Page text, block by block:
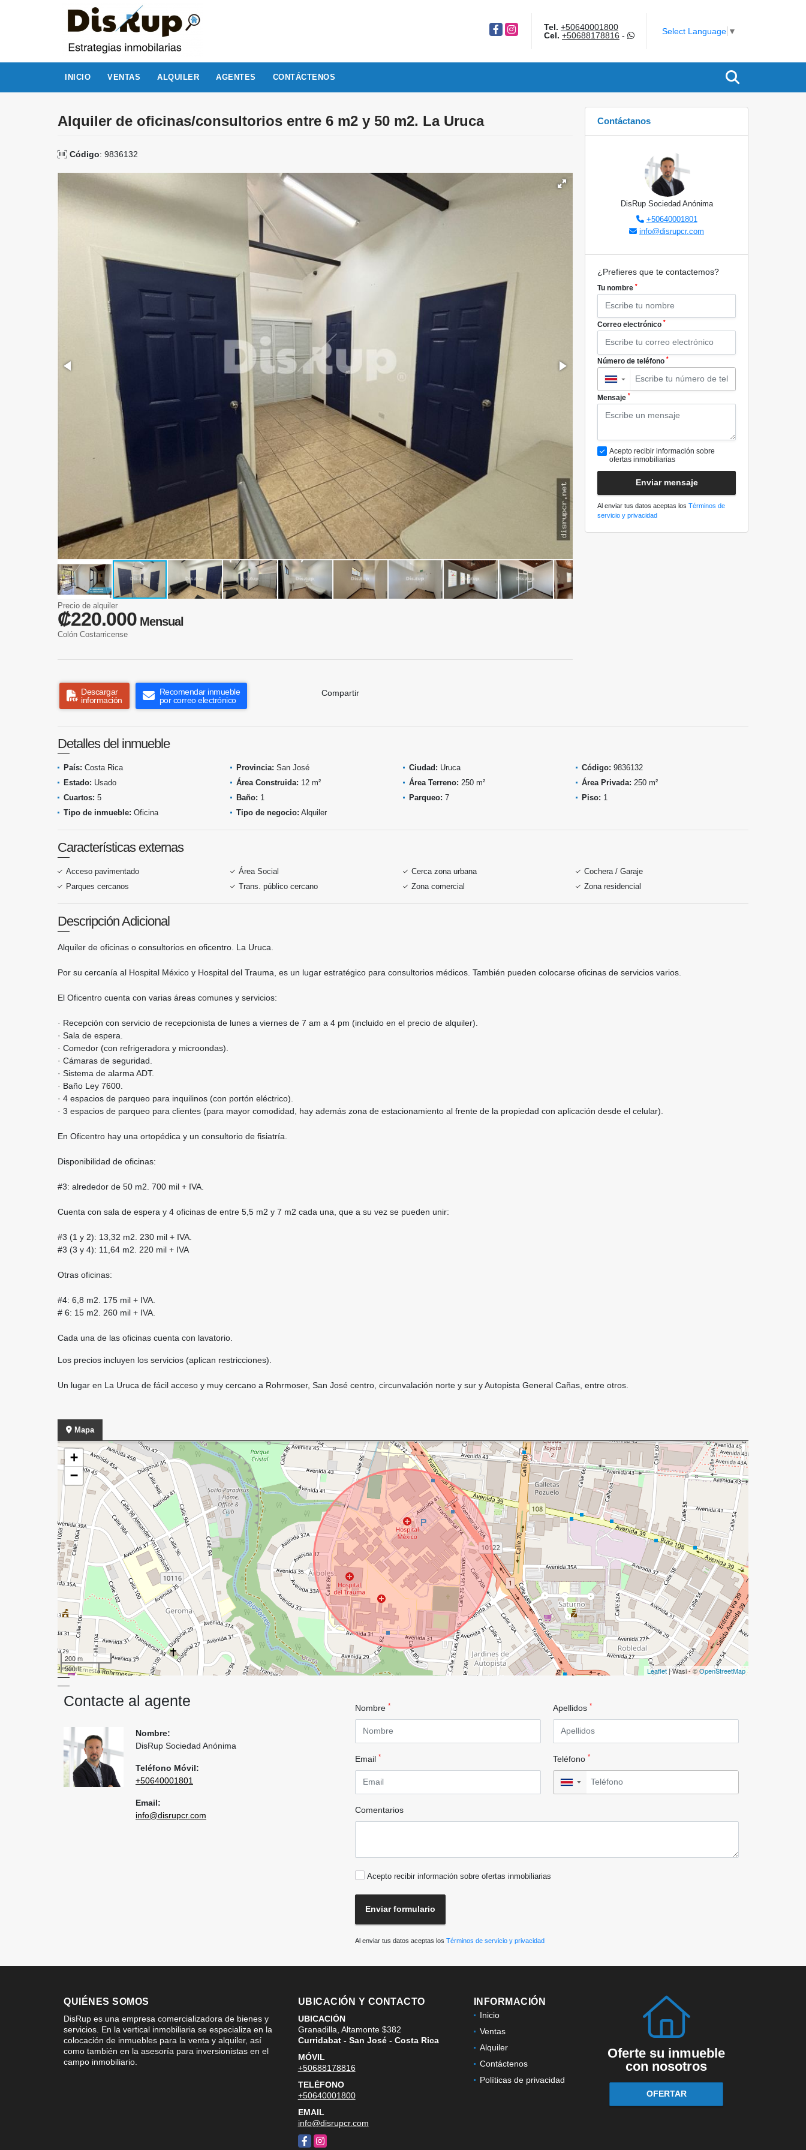
FacebookInstagram Tel. +50640001800
Cel. +50688178816 - Select Language ▼
INICIO VENTAS ALQUILER AGENTES CONTÁCTENOS
Alquiler de oficinas/consultorios entre 6 m2 y 50 m2. La Uruca
Código: 9836132
Precio de alquiler
₡220.000 Mensual
Colón Costarricense
Descargar
información
Recomendar inmueble
por correo electrónico
Compartir
Contáctanos
DisRup Sociedad Anónima
+50640001801
info@disrupcr.com
¿Prefieres que te contactemos?
Tu nombre *
Correo electrónico *
Número de teléfono *
▼
Mensaje *
Acepto recibir información sobre
ofertas inmobiliarias
Enviar mensaje
Al enviar tus datos aceptas los Términos de
servicio y privacidad
Detalles del inmueble
País: Costa Rica Provincia: San José Ciudad: Uruca Código: 9836132
Estado: Usado Área Construida: 12 m² Área Terreno: 250 m² Área Privada: 250 m²
Cuartos: 5 Baño: 1 Parqueo: 7 Piso: 1
Tipo de inmueble: Oficina Tipo de negocio: Alquiler
Características externas
Acceso pavimentado Área Social Cerca zona urbana
Cochera / Garaje
Parques cercanos
Trans. público cercano Zona comercial Zona residencial
Descripción Adicional
Alquiler de oficinas o consultorios en oficentro. La Uruca.
Por su cercanía al Hospital México y Hospital del Trauma, es un lugar estratégico para consultorios médicos. También pueden colocarse oficinas de servicios varios.
El Oficentro cuenta con varias áreas comunes y servicios:
· Recepción con servicio de recepcionista de lunes a viernes de 7 am a 4 pm (incluido en el precio de alquiler).
· Sala de espera.
· Comedor (con refrigeradora y microondas).
· Cámaras de seguridad.
· Sistema de alarma ADT.
· Baño Ley 7600.
· 4 espacios de parqueo para inquilinos (con portón eléctrico).
· 3 espacios de parqueo para clientes (para mayor comodidad, hay además zona de estacionamiento al frente de la propiedad con aplicación desde el celular).
En Oficentro hay una ortopédica y un consultorio de fisiatría.
Disponibilidad de oficinas:
#3: alrededor de 50 m2. 700 mil + IVA.
Cuenta con sala de espera y 4 oficinas de entre 5,5 m2 y 7 m2 cada una, que a su vez se pueden unir:
#3 (1 y 2): 13,32 m2. 230 mil + IVA.
#3 (3 y 4): 11,64 m2. 220 mil + IVA
Otras oficinas:
#4: 6,8 m2. 175 mil + IVA.
# 6: 15 m2. 260 mil + IVA.
Cada una de las oficinas cuenta con lavatorio.
Los precios incluyen los servicios (aplican restricciones).
Un lugar en La Uruca de fácil acceso y muy cercano a Rohrmoser, San José centro, circunvalación norte y sur y Autopista General Cañas, entre otros.
Mapa
+
−
200 m
500 ft
Leaflet| Wasi - ©OpenStreetMap
Contacte al agente
Nombre:
DisRup Sociedad Anónima
Teléfono Móvil:
+50640001801
Email:
info@disrupcr.com
Nombre * Apellidos *
Email * Teléfono *
▼
Comentarios
Acepto recibir información sobre ofertas inmobiliarias
Enviar formulario
Al enviar tus datos aceptas los Términos de servicio y privacidad
QUIÉNES SOMOS
DisRup es una empresa comercializadora de bienes y
servicios. En la vertical inmobiliaria se especializa en la
colocación de inmuebles para la venta y alquiler, así
como también en la asesoría para inversionistas en el
campo inmobiliario.
UBICACIÓN Y CONTACTO
UBICACIÓN
Granadilla, Altamonte $382
Curridabat - San José - Costa Rica
MÓVIL
+50688178816
TELÉFONO
+50640001800
EMAIL
info@disrupcr.com
FacebookInstagram
INFORMACIÓN
Inicio
Ventas
Alquiler
Contáctenos
Políticas de privacidad
Oferte su inmueble
con nosotros
OFERTAR